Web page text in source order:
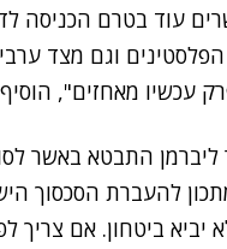
עוד בטרם הכניסה
וגם מצד
עכשיו מאחזים",
ליברמן התבטא באשר
מהווה מתכון להעברת
יביא ביטחון. אם